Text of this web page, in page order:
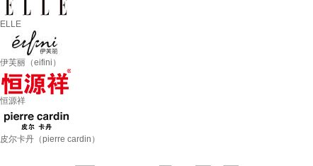
ELLE
伊芙丽（eifini）
恒源祥
皮尔卡丹（pierre cardin）